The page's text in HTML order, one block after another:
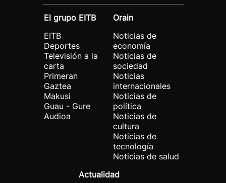
El grupo EITB
EITB
Deportes
Televisión a la
carta
Primeran
Gaztea
Makusi
Guau - Gure
Audioa
Orain
Noticias de
economía
Noticias de
sociedad
Noticias
internacionales
Noticias de
política
Noticias de
cultura
Noticias de
tecnología
Noticias de salud
Actualidad